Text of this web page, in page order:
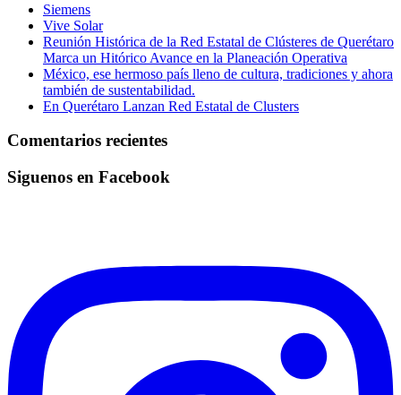
Siemens
Vive Solar
Reunión Histórica de la Red Estatal de Clústeres de Querétaro
Marca un Hitórico Avance en la Planeación Operativa
México, ese hermoso país lleno de cultura, tradiciones y ahora
también de sustentabilidad.
En Querétaro Lanzan Red Estatal de Clusters
Comentarios recientes
Siguenos en Facebook